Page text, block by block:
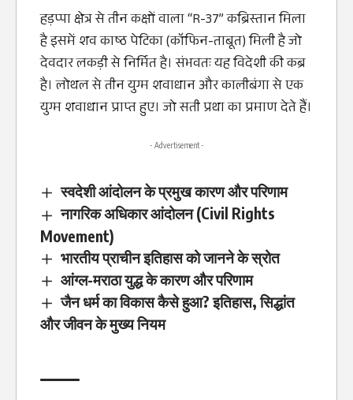
हड़प्पा क्षेत्र से तीन कक्षों वाला “R-37” कब्रिस्तान मिला
है इसमें शव काष्ठ पेटिका (कॉफिन-ताबूत) मिली है जो
देवदार लकड़ी से निर्मित है। संभवतः यह विदेशी की कब्र
है। लोथल से तीन युग्म शवाधान और कालीबंगा से एक
युग्म शवाधान प्राप्त हुए। जो सती प्रथा का प्रमाण देते हैं।
- Advertisement -
स्वदेशी आंदोलन के प्रमुख कारण और परिणाम
नागरिक अधिकार आंदोलन (Civil Rights
Movement)
भारतीय प्राचीन इतिहास को जानने के स्रोत
आंग्ल-मराठा युद्ध के कारण और परिणाम
जैन धर्म का विकास कैसे हुआ? इतिहास, सिद्धांत
और जीवन के मुख्य नियम